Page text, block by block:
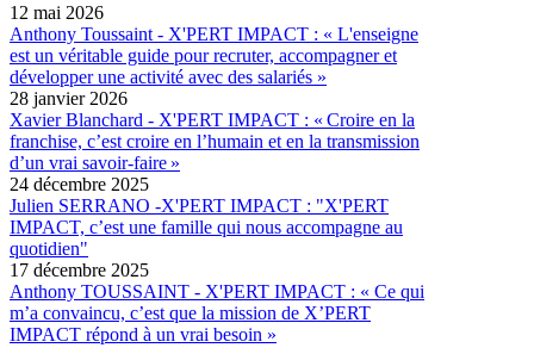
12 mai 2026
Anthony Toussaint - X'PERT IMPACT : « L'enseigne
est un véritable guide pour recruter, accompagner et
développer une activité avec des salariés »
28 janvier 2026
Xavier Blanchard - X'PERT IMPACT : « Croire en la
franchise, c’est croire en l’humain et en la transmission
d’un vrai savoir‑faire »
24 décembre 2025
Julien SERRANO -X'PERT IMPACT : "X'PERT
IMPACT, c’est une famille qui nous accompagne au
quotidien"
17 décembre 2025
Anthony TOUSSAINT - X'PERT IMPACT : « Ce qui
m’a convaincu, c’est que la mission de X’PERT
IMPACT répond à un vrai besoin »